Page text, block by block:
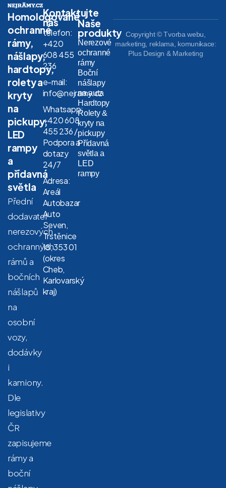
Homologované
ochranné
rámy,
nášlapy,
hardtopy,
rolety a
kryty
na
pickupy,
LED
rampy
a
přídavná
světla
Přední
dodavatel
nerezových
ochranných
rámů a
bočních
nášlapů
na
osobní
vozy,
dodávky
i
kamiony.
Dle
legislativy
ČR
zapisujeme
rámy a
boční
Kontaktujte
nás
telefon:
+420
608 455
236
e-mail:
info@nejramy.cz
Whatsapp:
+420 608
455 236 /
Podpora a
dotazy
24/7
Adresa:
Areál
Autobazar
Auto
Seven,
Trstěnice
18, 353 01
(okres
Cheb,
Karlovarský
kraj)
Naše
produkty
Nerezové
ochranné
rámy
Boční
nášlapy
na auta
Hardtopy
Rolety &
kryty na
pickupy
Přídavná
světla a
LED
rampy
Copyright © Tvorba webu,
marketing, reklama, komunikace:
Plus Design & Marketing